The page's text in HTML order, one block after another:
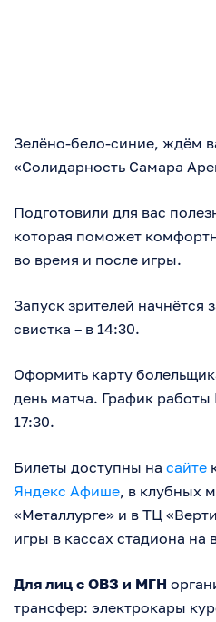
Зелёно-бело-синие, ждём
«Солидарность Самара
Подготовили для вас
которая поможет
во время и после игры.
Запуск зрителей начнётся
свистка – в 14:30.
Оформить карту
день матча. График
17:30.
Билеты доступны на сайте
Яндекс Афише, в клубных
«Металлурге» и в ТЦ
игры в кассах стадиона на
Для лиц с ОВЗ и МГН
трансфер: электрокары